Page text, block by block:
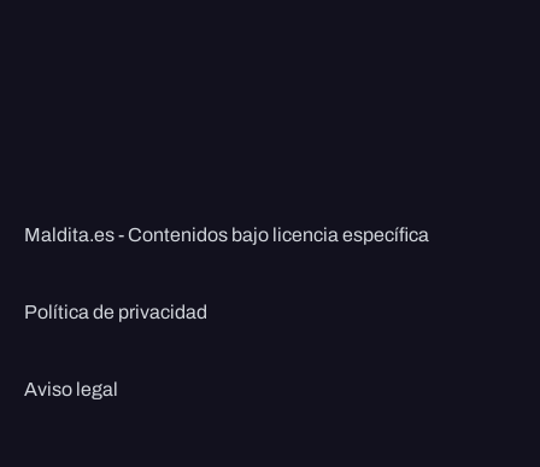
Maldita.es - Contenidos bajo licencia específica
Política de privacidad
Aviso legal